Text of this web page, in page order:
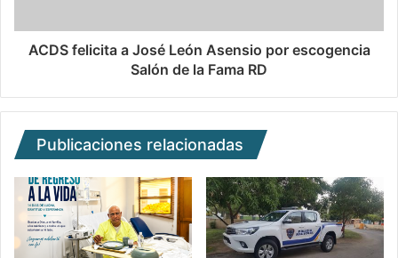
ACDS felicita a José León Asensio por escogencia
Salón de la Fama RD
Publicaciones relacionadas